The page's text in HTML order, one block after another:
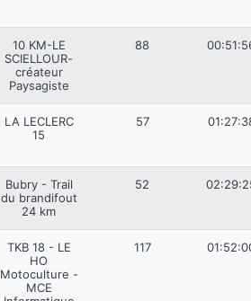
10 KM-LE
SCIELLOUR-
créateur
Paysagiste
88
LA LECLERC
15
57
Bubry - Trail
du brandifout
24 km
52
TKB 18 - LE
HO
Motoculture -
MCE
117